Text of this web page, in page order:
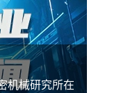
机械研究所在